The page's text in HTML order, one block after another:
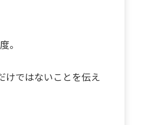
。
けではないことを伝え